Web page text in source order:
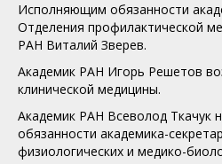
Исполняющим обязанности
Отделения профилактической
РАН Виталий Зверев.
Академик РАН Игорь Решетов
клинической медицины.
Академик РАН Всеволод Ткачук
обязанности академика-
физиологических и медико-